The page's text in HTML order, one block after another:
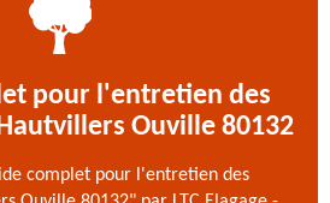
pour l'entretien des
Ouville 80132
complet pour l'entretien des